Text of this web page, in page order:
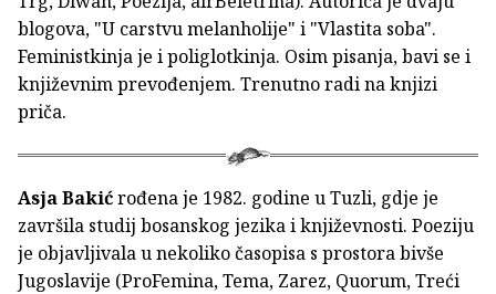
blogova, "U carstvu melanholije" i "Vlastita soba".
Feministkinja je i poliglotkinja. Osim pisanja, bavi se i
književnim prevođenjem. Trenutno radi na knjizi
priča.
Asja Bakićrođena je 1982. godine u Tuzli, gdje je
završila studij bosanskog jezika i književnosti. Poeziju
je objavljivala u nekoliko časopisa s prostora bivše
Jugoslavije (ProFemina, Tema, Zarez, Quorum, Treći